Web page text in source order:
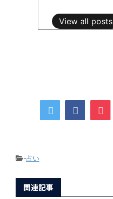
View all posts
-占い
関連記事